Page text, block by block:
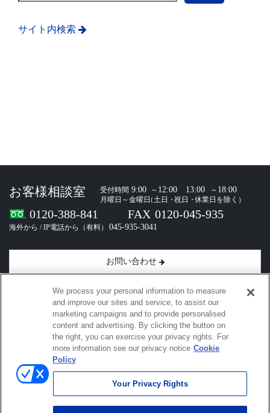
サイト内検索
お問い合わせ
小野測器ソーシャルメディア
小野測器公式メールマガジン 登録・解除
We process your personal information to measure
and improve our sites and service, to assist our
marketing campaigns and to provide personalised
content and advertising. By clicking the button on
the right, you can exercise your privacy rights. For
more information see our privacy notice Cookie
Policy
Your Privacy Rights